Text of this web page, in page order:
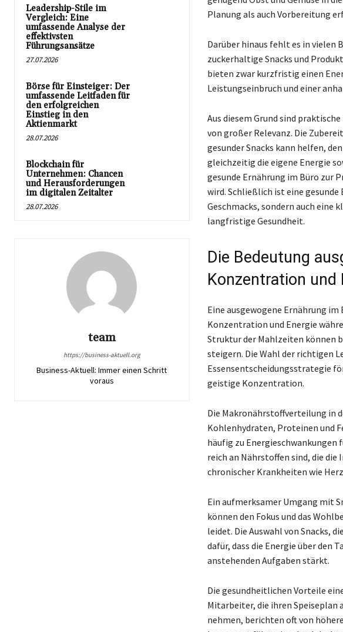
Leadership-Stile im
Vergleich: Eine
umfassende Analyse der
effektivsten
Führungsansätze
27.07.2026
Börse für Einsteiger: Der
umfassende Leitfaden für
den erfolgreichen
Einstieg in den
Aktienmarkt
28.07.2026
Blockchain für
Unternehmen: Chancen
und Herausforderungen
im digitalen Zeitalter
28.07.2026
team
https://business-aktuell.org
Business-Aktuell: Immer einen Schritt
voraus
Planung als auch Vorbereitung
Darüber hinaus fehlt es in vielen
zuckerhaltige Snacks und
bieten zwar kurzfristig einen
Leistungseinbruch und einer
Aus diesem Grund sind
von großer Relevanz. Die
gesunder Snacks kann helfen,
gleichzeitig die eigene Energie
gesunde Ernährung im Büro zur
wird. Schließlich ist eine
Geschmacks, sondern auch eine
langfristige Gesundheit.
Die Bedeutung
Konzentration und
Eine ausgewogene Ernährung
Konzentration und Energie
Struktur der Mahlzeiten können
steigern. Die Wahl der richtigen
Essensentscheidungsstrategie
geistige Konzentration.
Die Makronährstoffverteilung in
Kohlenhydraten, Proteinen und
häufig zu Energieschwankungen
reich an Nährstoffen sind, die
chronischer Krankheiten wie
Ein aufmerksamer Umgang mit
können den Fokus und das
leidet. Die Auswahl von Snacks,
dafür, dass die Energie über den
anstehenden Aufgaben stärkt.
Die gesundheitlichen Vorteile
Mitarbeiter, die ihren Speiseplan
nehmen, berichten oft von